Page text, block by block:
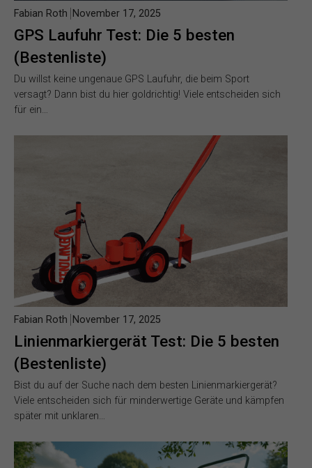
GPS Laufuhr Test: Die 5 besten
(Bestenliste)
Fabian Roth November 17, 2025
Du willst keine ungenaue GPS Laufuhr, die beim Sport
versagt? Dann bist du hier goldrichtig! Viele entscheiden sich
für ein…
Linienmarkiergerät Test: Die 5 besten
(Bestenliste)
Fabian Roth November 17, 2025
Bist du auf der Suche nach dem besten Linienmarkiergerät?
Viele entscheiden sich für minderwertige Geräte und kämpfen
später mit unklaren…